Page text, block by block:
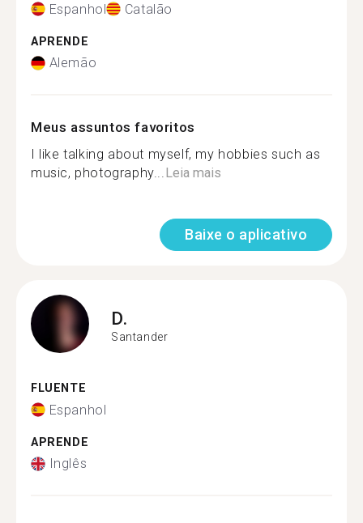
Espanhol Catalão
APRENDE
Alemão
Meus assuntos favoritos
I like talking about myself, my hobbies such as
music, photography...Leia mais
Baixe o aplicativo
D.
Santander
FLUENTE
Espanhol
APRENDE
Inglês